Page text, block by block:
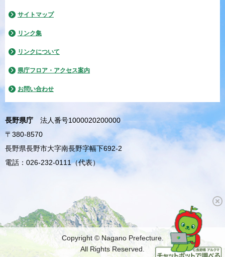
サイトマップ
リンク集
リンクについて
県庁フロア・アクセス案内
お問い合わせ
長野県庁
法人番号1000020200000
〒380-8570
長野県長野市大字南長野字幅下692-2
電話：026-232-0111（代表）
Copyright © Nagano Prefecture.
All Rights Reserved.